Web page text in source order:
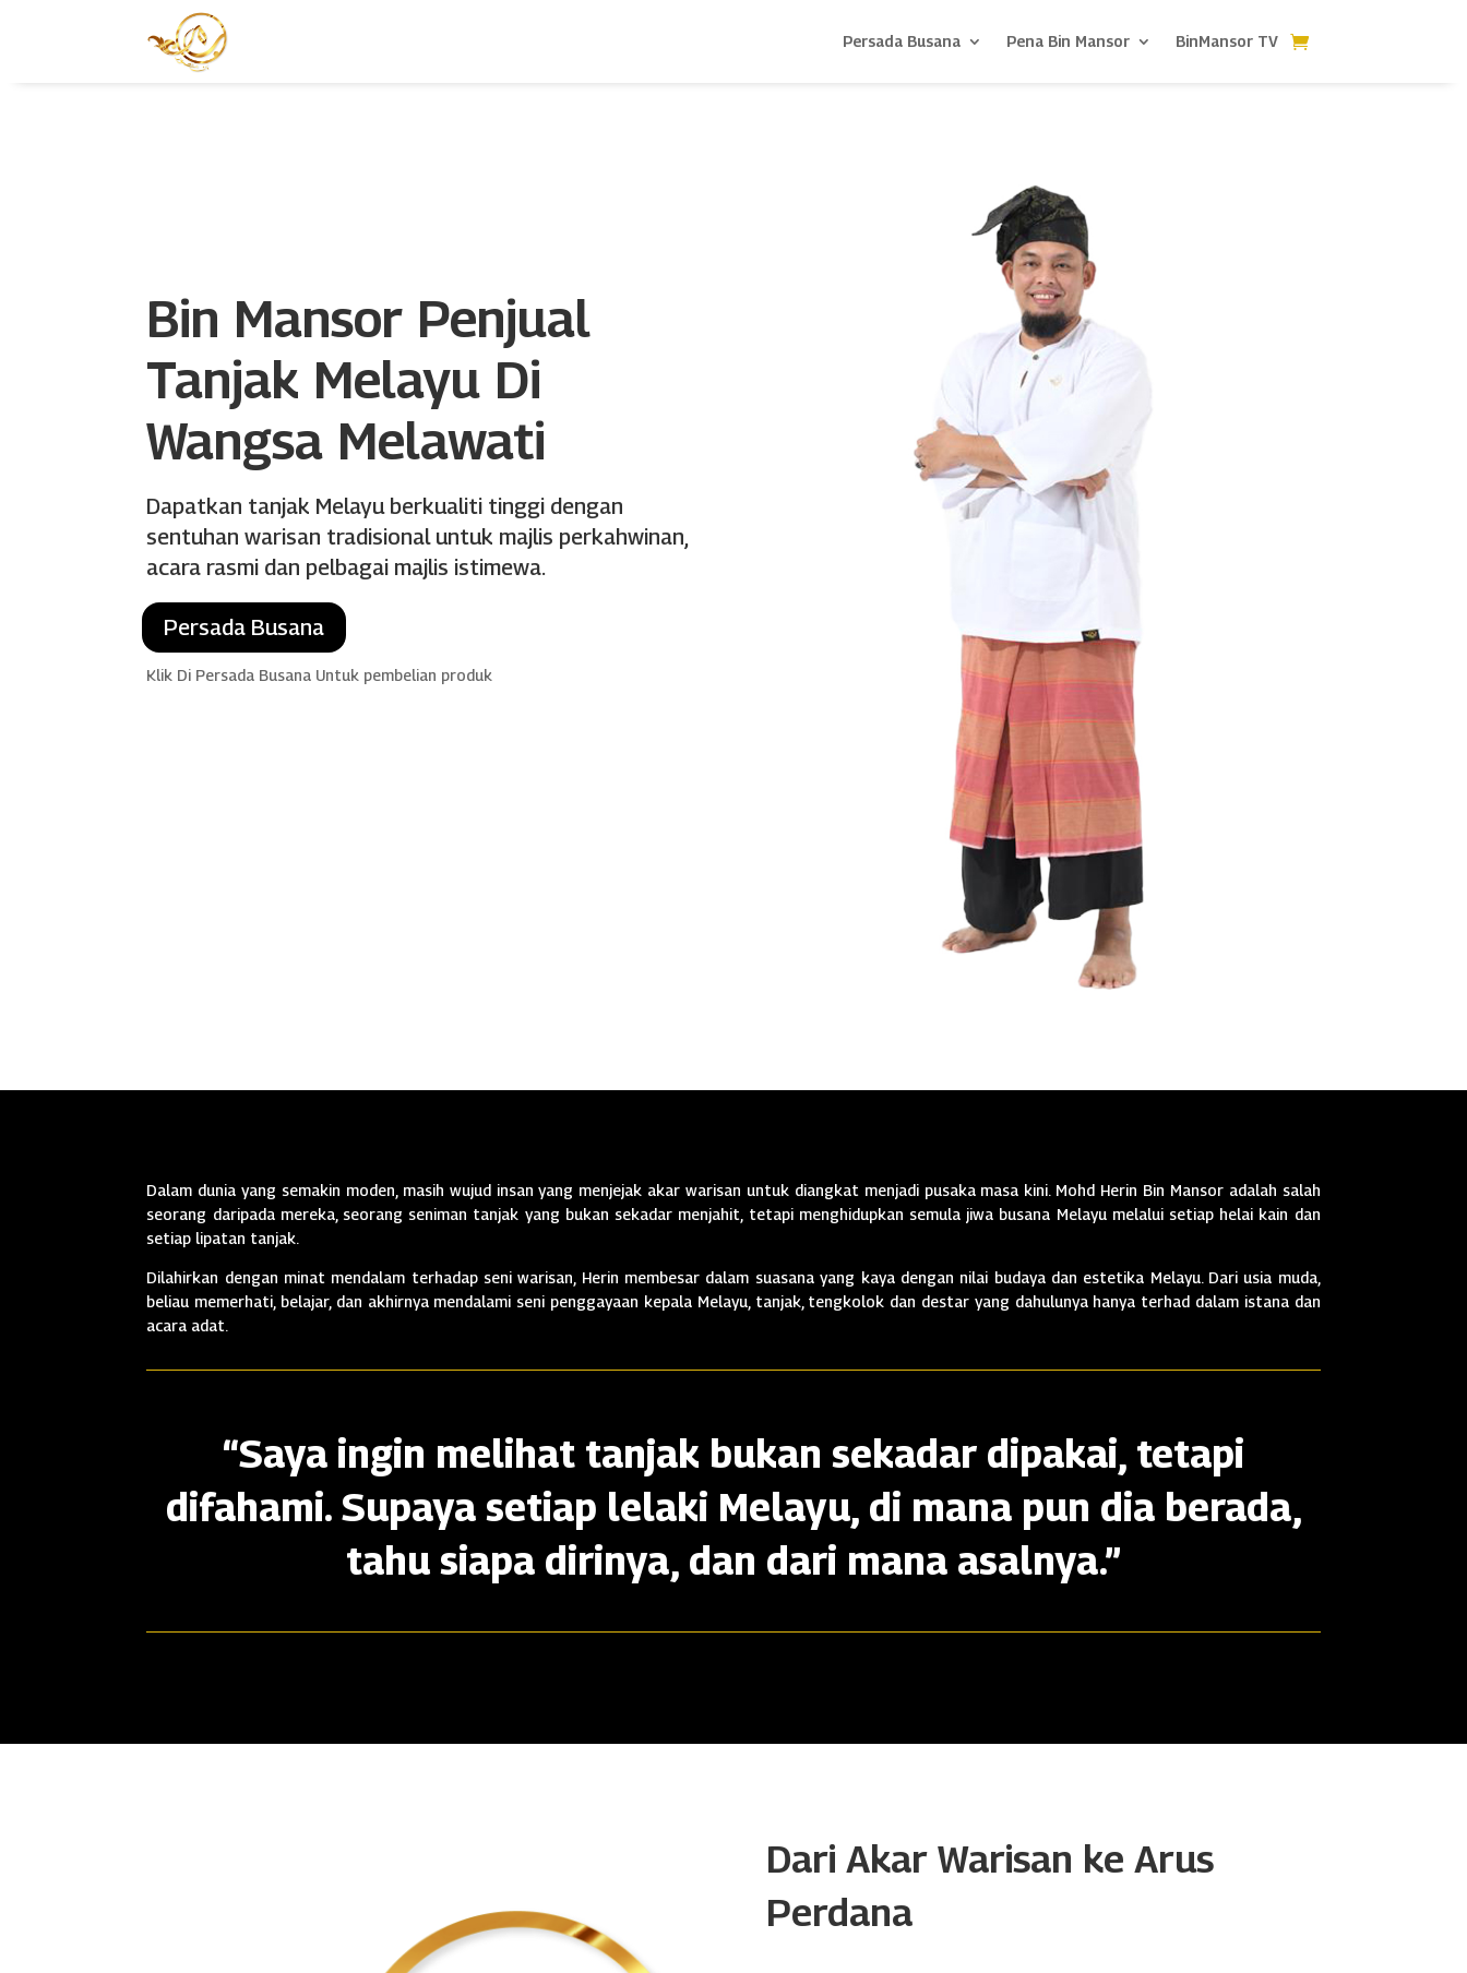
Persada Busana Pena Bin Mansor BinMansor TV
Bin Mansor Penjual
Tanjak Melayu Di
Wangsa Melawati
Dapatkan tanjak Melayu berkualiti tinggi dengan
sentuhan warisan tradisional untuk majlis perkahwinan,
acara rasmi dan pelbagai majlis istimewa.
Persada Busana
Klik Di Persada Busana Untuk pembelian produk
Dalam dunia yang semakin moden, masih wujud insan yang menjejak akar warisan untuk diangkat menjadi pusaka masa kini. Mohd Herin Bin Mansor adalah salah
seorang daripada mereka, seorang seniman tanjak yang bukan sekadar menjahit, tetapi menghidupkan semula jiwa busana Melayu melalui setiap helai kain dan
setiap lipatan tanjak.
Dilahirkan dengan minat mendalam terhadap seni warisan, Herin membesar dalam suasana yang kaya dengan nilai budaya dan estetika Melayu. Dari usia muda,
beliau memerhati, belajar, dan akhirnya mendalami seni penggayaan kepala Melayu, tanjak, tengkolok dan destar yang dahulunya hanya terhad dalam istana dan
acara adat.
“Saya ingin melihat tanjak bukan sekadar dipakai, tetapi
difahami. Supaya setiap lelaki Melayu, di mana pun dia berada,
tahu siapa dirinya, dan dari mana asalnya.”
Dari Akar Warisan ke Arus
Perdana